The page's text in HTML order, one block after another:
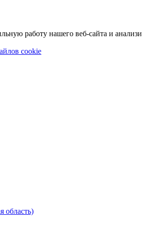
работу нашего веб-сайта и
cookie
область)